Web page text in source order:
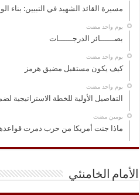
مسيرة القائد الشهيد في التبيين: بناء
‏يوم واحد مضت
بصــــــائر الدرجــــــات
‏يوم واحد مضت
كيف يكون مستقبل مضيق هرمز
‏يوم واحد مضت
التفاصيل الأولية للخطة
‏يومين مضت
ماذا جنت أمريكا من حرب دمرت
الأمام الخامنئي